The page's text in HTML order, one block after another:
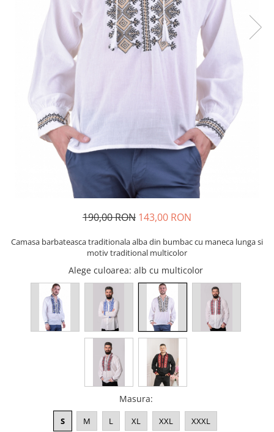
190,00 RON 143,00 RON
Camasa barbateasca traditionala alba din bumbac cu maneca lunga si
motiv traditional multicolor
Alege culoarea: alb cu multicolor
Masura:
S M L XL XXL XXXL